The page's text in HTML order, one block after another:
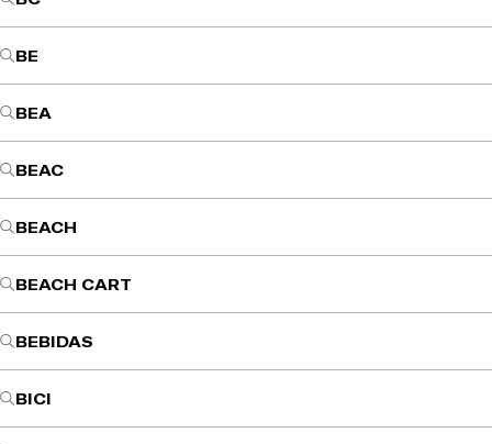
BE
BEA
BEAC
BEACH
BEACH CART
BEBIDAS
BICI